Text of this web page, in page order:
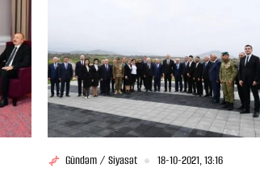
Gündəm / Siyasət 18-10-2021, 13:16